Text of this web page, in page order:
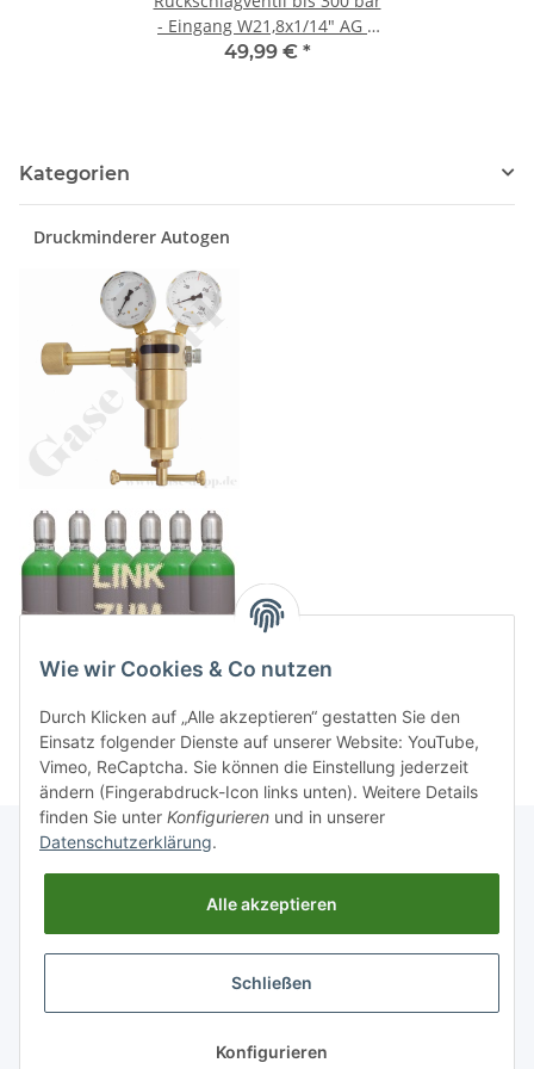
- Eingang W21,8x1/14" AG X
W21,8x1/14" IG Ausgang -
49,99 € *
Kategorien
Druckminderer Autogen
Gesetzliche Informationen
Wie wir Cookies & Co nutzen
Durch Klicken auf „Alle akzeptieren“ gestatten Sie den
Einsatz folgender Dienste auf unserer Website: YouTube,
Vimeo, ReCaptcha. Sie können die Einstellung jederzeit
ändern (Fingerabdruck-Icon links unten). Weitere Details
finden Sie unter Konfigurieren und in unserer
Datenschutzerklärung.
Alle akzeptieren
Schließen
Konfigurieren